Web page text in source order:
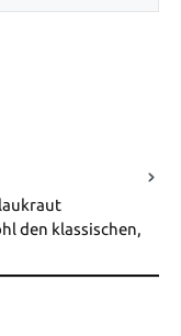
ein oder benutze die
den klassischen,